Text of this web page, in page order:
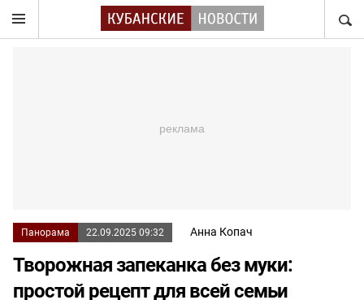
Панорама 22.09.2025 09:32 Анна Копач
Творожная запеканка без муки:
простой рецепт для всей семьи